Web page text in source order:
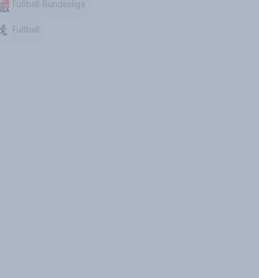
Fußball-Bundesliga
Fußball